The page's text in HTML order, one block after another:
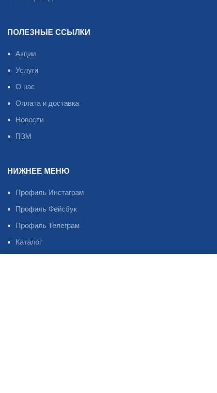
ПОЛЕЗНЫЕ ССЫЛКИ
Акции
Услуги
О нас
Оплата и доставка
Новости
ПЗМ
НИЖНЕЕ МЕНЮ
Профиль Инстаграм
Профиль Фейсбук
Профиль Телеграм
Каталог